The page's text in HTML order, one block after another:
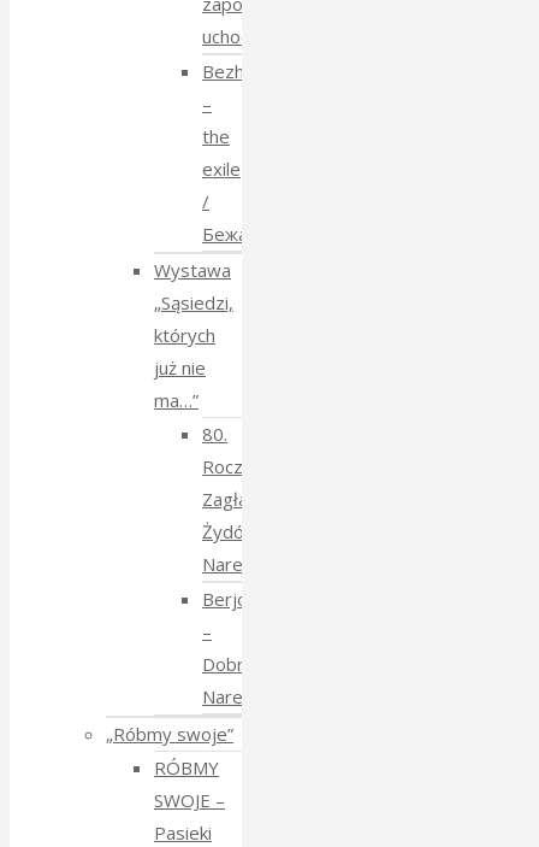
uchodźstwo
Bezhenstvo
–
the
exile
/
Бежанства
Wystawa
„Sąsiedzi,
których
już nie
ma…”
80.
Rocznica
Zagłady
Żydów
Narewkowskich
Berjozkele
–
Dobranoc
Narewko
„Róbmy swoje”
RÓBMY
SWOJE –
Pasieki